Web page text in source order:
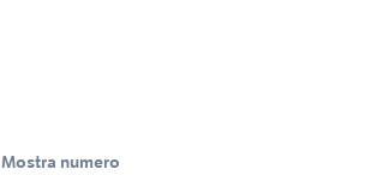
Mostra numero